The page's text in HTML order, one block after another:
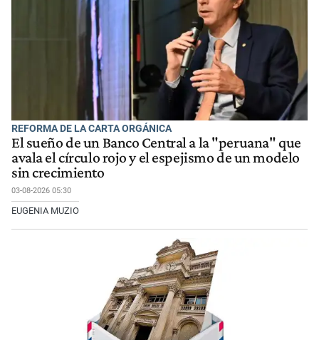
REFORMA DE LA CARTA ORGÁNICA
El sueño de un Banco Central a la "peruana" que
avala el círculo rojo y el espejismo de un modelo
sin crecimiento
03-08-2026 05:30
EUGENIA MUZIO